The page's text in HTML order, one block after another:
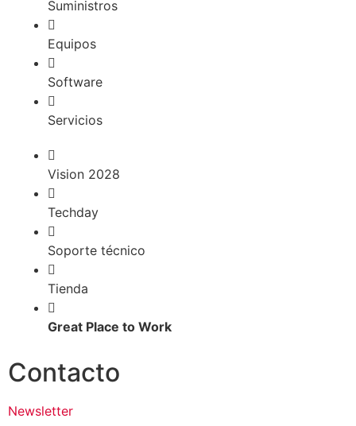
Suministros
Equipos
Software
Servicios
Vision 2028
Techday
Soporte técnico
Tienda
Great Place to Work
Contacto
Newsletter